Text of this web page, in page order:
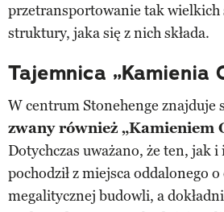
przetransportowanie tak wielkich
struktury, jaka się z nich składa.
Tajemnica „Kamienia
W centrum Stonehenge znajduje
zwany również „Kamieniem
Dotychczas uważano, że ten, jak i
pochodził z miejsca oddalonego
megalitycznej budowli, a